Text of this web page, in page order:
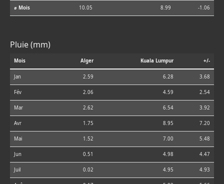
⌀ Mois 10.05 8.99 -1.06
Pluie (mm)
Mois Alger Kuala Lumpur +/-
Jan 2.59 6.28 3.68
Fév 2.06 4.59 2.54
Mar 2.62 6.54 3.92
Avr 1.75 8.95 7.20
Mai 1.52 7.00 5.48
Jun 0.51 4.98 4.47
Juil 0.02 4.95 4.93